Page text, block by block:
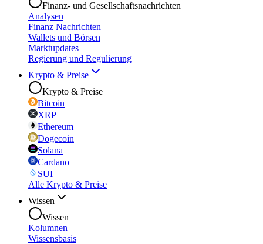
Finanz- und Gesellschaftsnachrichten
Analysen
Finanz Nachrichten
Wallets und Börsen
Marktupdates
Regierung und Regulierung
Krypto & Preise
Krypto & Preise
Bitcoin
XRP
Ethereum
Dogecoin
Solana
Cardano
SUI
Alle Krypto & Preise
Wissen
Wissen
Kolumnen
Wissensbasis